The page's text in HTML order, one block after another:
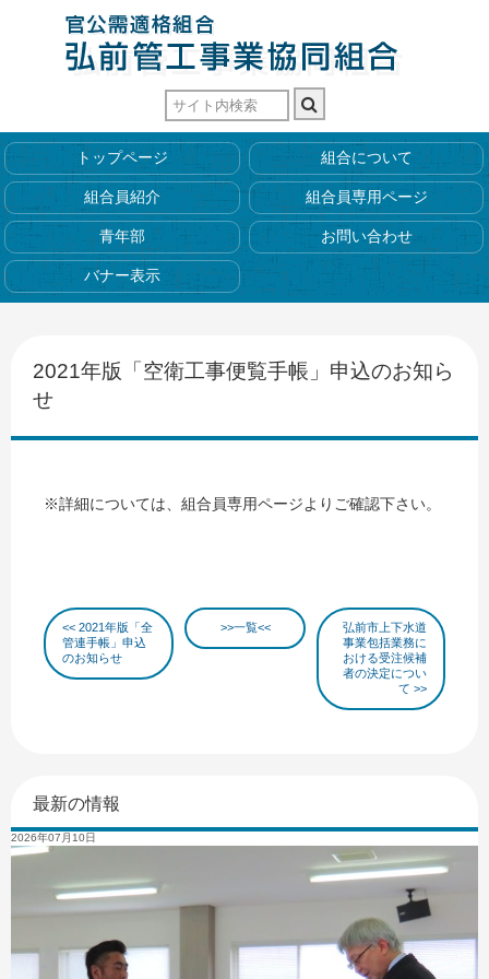
トップページ 組合について
組合員紹介 組合員専用ページ
青年部 お問い合わせ
バナー表示
2021年版「空衛工事便覧手帳」申込のお知ら
せ
※詳細については、組合員専用ページよりご確認下さい。
2021年版「全
管連手帳」申込
のお知らせ
一覧
弘前市上下水道
事業包括業務に
おける受注候補
者の決定につい
て
最新の情報
2026年07月10日